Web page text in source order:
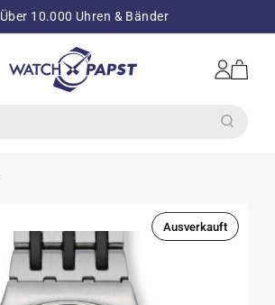
Über 10.000 Uhren & Bänder
Einloggen
Warenkorb
Ausverkauft